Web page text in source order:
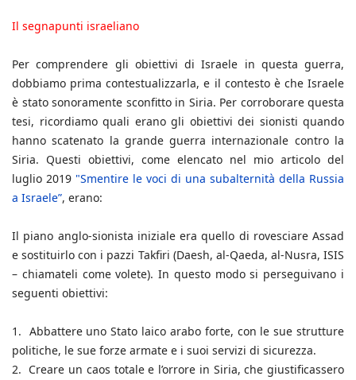
Il segnapunti israeliano
Per comprendere gli obiettivi di Israele in questa guerra,
dobbiamo prima contestualizzarla, e il contesto è che Israele
è stato sonoramente sconfitto in Siria. Per corroborare questa
tesi, ricordiamo quali erano gli obiettivi dei sionisti quando
hanno scatenato la grande guerra internazionale contro la
Siria. Questi obiettivi, come elencato nel mio articolo del
luglio 2019 "Smentire le voci di una subalternità della Russia
a Israele”, erano:
Il piano anglo-sionista iniziale era quello di rovesciare Assad
e sostituirlo con i pazzi Takfiri (Daesh, al-Qaeda, al-Nusra, ISIS
– chiamateli come volete). In questo modo si perseguivano i
seguenti obiettivi:
1. Abbattere uno Stato laico arabo forte, con le sue strutture
politiche, le sue forze armate e i suoi servizi di sicurezza.
2. Creare un caos totale e l’orrore in Siria, che giustificassero